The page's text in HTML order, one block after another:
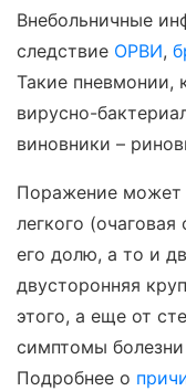
Внебольничные
следствие ОРВИ,
Такие пневмонии,
вирусно-
виновники –
Поражение может
легкого
его долю, а то и
двусторонняя
этого, а еще от
симптомы
Подробнее о